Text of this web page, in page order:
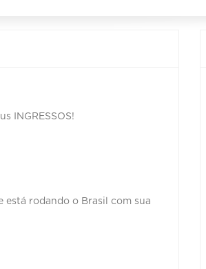
INGRESSOS!
está rodando o Brasil com sua